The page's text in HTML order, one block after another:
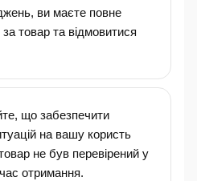
ви маєте повне
товар та відмовитися
що забезпечити
на вашу користь
не був перевірений у
отримання.